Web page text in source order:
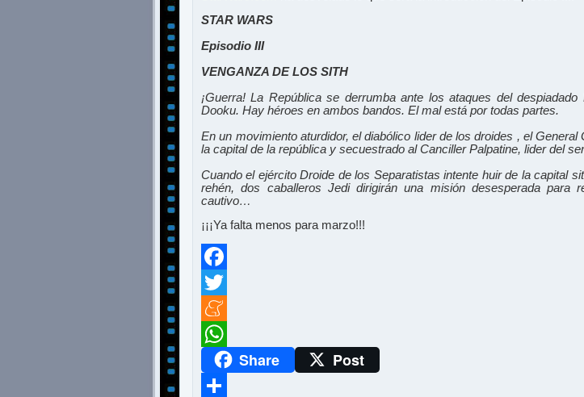
STAR WARS
Episodio III
VENGANZA DE LOS SITH
¡Guerra! La República se derrumba ante los ataques del
Dooku. Hay héroes en ambos bandos. El mal está por todas partes.
En un movimiento aturdidor, el diabólico lider de los droides , el General
la capital de la república y secuestrado al Canciller Palpatine, lider del
Cuando el ejército Droide de los Separatistas intente huir de la capital
rehén, dos caballeros Jedi dirigirán una misión desesperada para
cautivo…
¡¡¡Ya falta menos para marzo!!!
Facebook
Twitter
Meneame
WhatsAppShare Post